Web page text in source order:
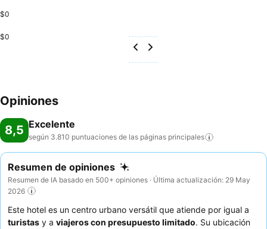
$0
$0
Opiniones
8,5 Excelente
según 3.810 puntuaciones de las páginas principales
Resumen de opiniones
Resumen de IA basado en 500+ opiniones · Última actualización: 29 May
2026
Este hotel es un centro urbano versátil que atiende por igual a
turistas y a viajeros con presupuesto limitado. Su ubicación